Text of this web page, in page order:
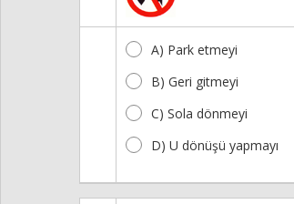
A) Park etmeyi
B) Geri gitmeyi
C) Sola dönmeyi
D) U dönüşü yapmayı